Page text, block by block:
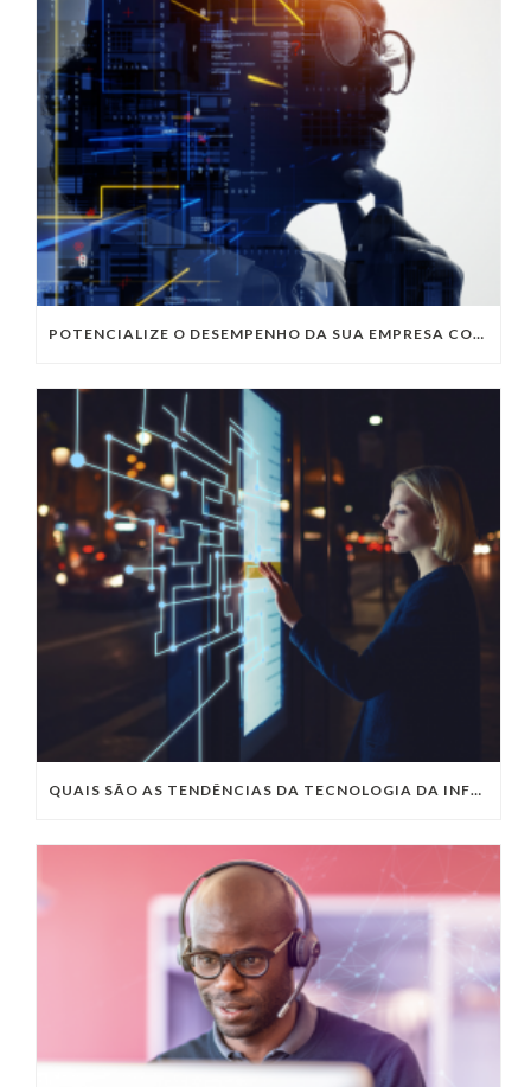
POTENCIALIZE O DESEMPENHO DA SUA EMPRESA COM OS SERVIÇOS DE TI DA VIVO VITA
QUAIS SÃO AS TENDÊNCIAS DA TECNOLOGIA DA INFORMAÇÃO PARA 2023?